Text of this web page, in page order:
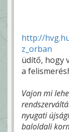
http://
z_orban
üdítő, hogy
a
Vajon mi
nyugati
baloldali